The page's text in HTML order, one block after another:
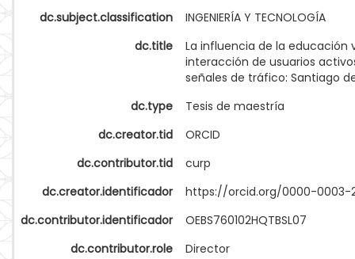
dc.subject.classification
INGENIERÍA Y TECNOLOGÍA
dc.title
La influencia de la educación
interacción de usuarios
señales de tráfico: Santiago
dc.type
Tesis de maestría
dc.creator.tid
ORCID
dc.contributor.tid
curp
dc.creator.identificador
https://orcid.org/0000-0003-
dc.contributor.identificador
OEBS760102HQTBSL07
dc.contributor.role
Director